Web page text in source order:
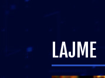
LAJME